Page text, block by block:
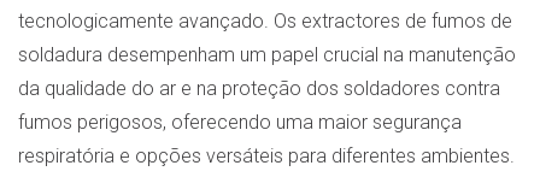
tecnologicamente avançado. Os extractores de fumos de
soldadura desempenham um papel crucial na manutenção
da qualidade do ar e na proteção dos soldadores contra
fumos perigosos, oferecendo uma maior segurança
respiratória e opções versáteis para diferentes ambientes.